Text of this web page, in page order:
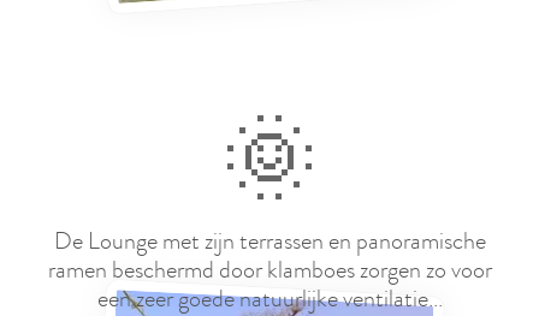
🌞
De Lounge met zijn terrassen en panoramische
ramen beschermd door klamboes zorgen zo voor
een zeer goede natuurlijke ventilatie...